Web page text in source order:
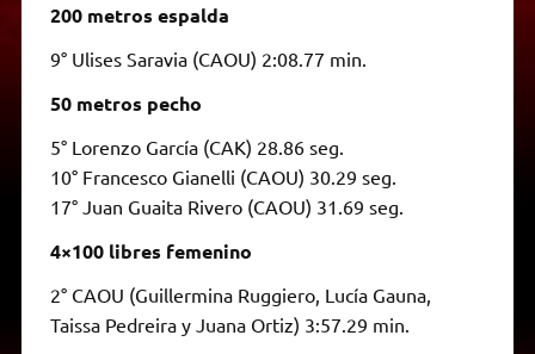
200 metros espalda
9° Ulises Saravia (CAOU) 2:08.77 min.
50 metros pecho
5° Lorenzo García (CAK) 28.86 seg.
10° Francesco Gianelli (CAOU) 30.29 seg.
17° Juan Guaita Rivero (CAOU) 31.69 seg.
4×100 libres femenino
2° CAOU (Guillermina Ruggiero, Lucía Gauna,
Taissa Pedreira y Juana Ortiz) 3:57.29 min.